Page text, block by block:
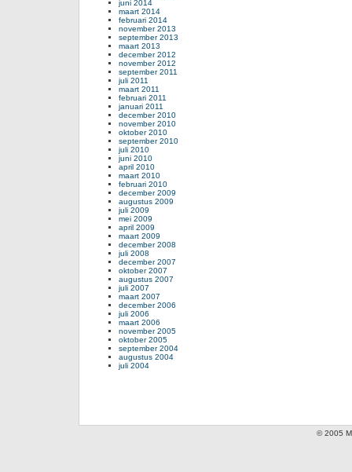
juni 2014
maart 2014
februari 2014
november 2013
september 2013
maart 2013
december 2012
november 2012
september 2011
juli 2011
maart 2011
februari 2011
januari 2011
december 2010
november 2010
oktober 2010
september 2010
juli 2010
juni 2010
april 2010
maart 2010
februari 2010
december 2009
augustus 2009
juli 2009
mei 2009
april 2009
maart 2009
december 2008
juli 2008
december 2007
oktober 2007
augustus 2007
juli 2007
maart 2007
december 2006
juli 2006
maart 2006
november 2005
oktober 2005
september 2004
augustus 2004
juli 2004
© 2005